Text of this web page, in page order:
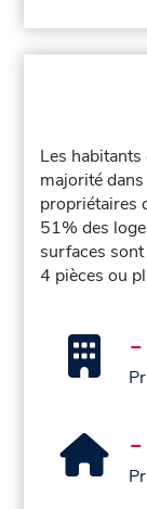
Les
majorité
propriétaires
51% des
surfaces
4 pièces ou
-
-